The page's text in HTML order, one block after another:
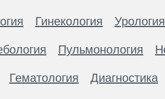
Гинекология Урология
Пульмонология
Гематология Диагностика